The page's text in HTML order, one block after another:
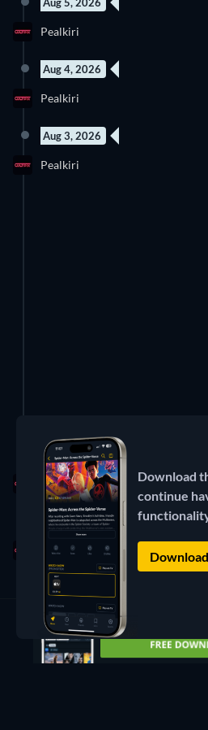
Pealkiri
Aug 4, 2026
Pealkiri
Aug 3, 2026
Pealkiri
Jul 28, 2026
2 Pealkirjad
Jul 25, 2026
Pealkiri
Jul 24, 2026
3 Pealkirjad
Download
continue